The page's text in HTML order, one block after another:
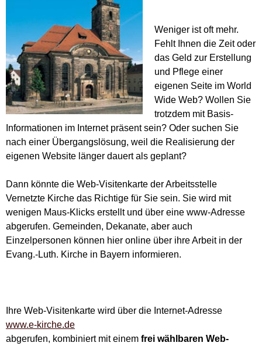
Weniger ist oft mehr.
Fehlt Ihnen die Zeit oder
das Geld zur Erstellung
und Pflege einer
eigenen Seite im World
Wide Web? Wollen Sie
trotzdem mit Basis-
Informationen im Internet präsent sein? Oder suchen Sie
nach einer Übergangslösung, weil die Realisierung der
eigenen Website länger dauert als geplant?
Dann könnte die Web-Visitenkarte der Arbeitsstelle
Vernetzte Kirche das Richtige für Sie sein. Sie wird mit
wenigen Maus-Klicks erstellt und über eine www-Adresse
abgerufen. Gemeinden, Dekanate, aber auch
Einzelpersonen können hier online über ihre Arbeit in der
Evang.-Luth. Kirche in Bayern informieren.
Ihre Web-Visitenkarte wird über die Internet-Adresse
www.e-kirche.de
abgerufen, kombiniert mit einem frei wählbaren Web-